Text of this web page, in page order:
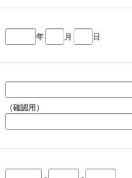
年 月 日
（確認用）